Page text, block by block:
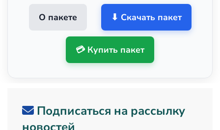
О пакете ⬇ Скачать пакет
💳 Купить пакет
Подписаться на рассылку